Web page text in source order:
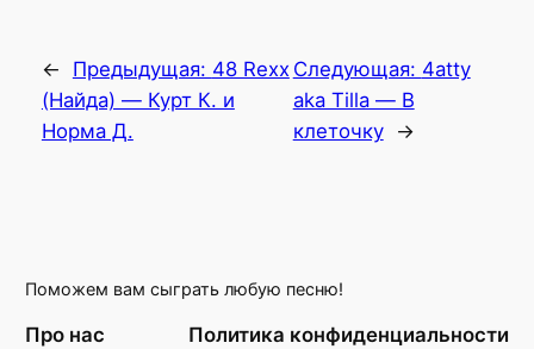
← Предыдущая: 48 Rexx
(Найда) — Курт К. и
Норма Д.
Следующая: 4atty
aka Tilla — В
клеточку
→
Поможем вам сыграть любую песню!
Про нас Политика конфиденциальности